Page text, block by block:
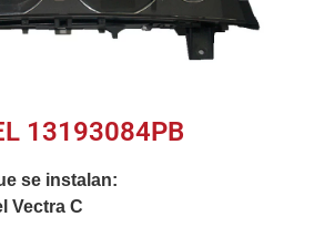
13193084PB
se instalan:
Vectra C